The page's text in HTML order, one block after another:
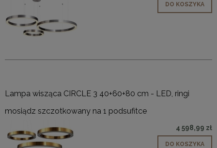
DO KOSZYKA
Lampa wisząca CIRCLE 3 40+60+80 cm - LED, ringi
mosiądz szczotkowany na 1 podsufitce
4 598,99 zł
DO KOSZYKA